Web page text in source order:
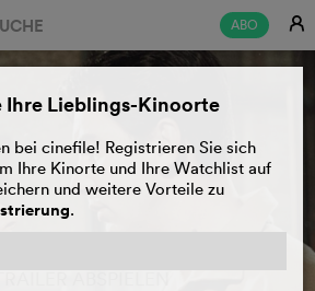
ABO E
ABSPIELEN
Ihre Lieblings-Kinoorte
bei cinefile! Registrieren Sie sich
Ihre Kinorte und Ihre Watchlist auf
und weitere Vorteile zu
.